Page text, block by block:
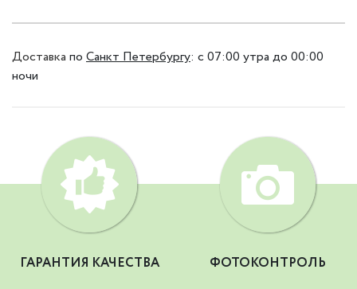
Доставка по Санкт Петербургу: с 07:00 утра до 00:00
ночи
ГАРАНТИЯ КАЧЕСТВА
ФОТОКОНТРОЛЬ